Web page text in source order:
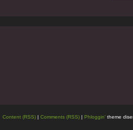
Content (RSS) | Comments (RSS) | Phloggin' theme